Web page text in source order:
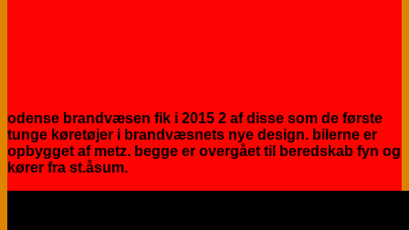
odense brandvæsen fik i 2015 2 af disse som de første
tunge køretøjer i brandvæsnets nye design. bilerne er
opbygget af metz. begge er overgået til beredskab fyn og
kører fra st.åsum.